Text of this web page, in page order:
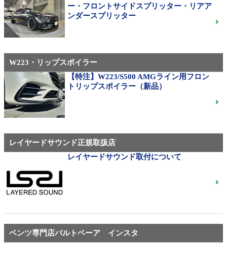
310M Exe Monoblock Exlete鍛造23インチ W463A G63
用サイズ（379）
メルセデス・ベンツ
◆メルセデスマイバッハ純正20インチホイール
◆X222◆美品中古ご成約済
ベンツ中古ホイル・タイヤ
ー・フロントサイドスプリッター・リアア
ンダースプリッター
W223・リップスポイラー
【特注】W223/S500 AMGライン用フロン
トリップスポイラー（新品）
レイヤードサウンド正規取扱店
レイヤードサウンド取付について
ベンツ専門店バルトベーア インスタ